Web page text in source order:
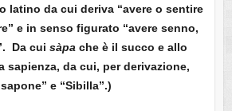
latino da cui deriva “avere o sentire
e in senso figurato “avere senno,
Da cui sàpache è il succo e allo
sapienza, da cui, per derivazione,
e “Sibilla”.)